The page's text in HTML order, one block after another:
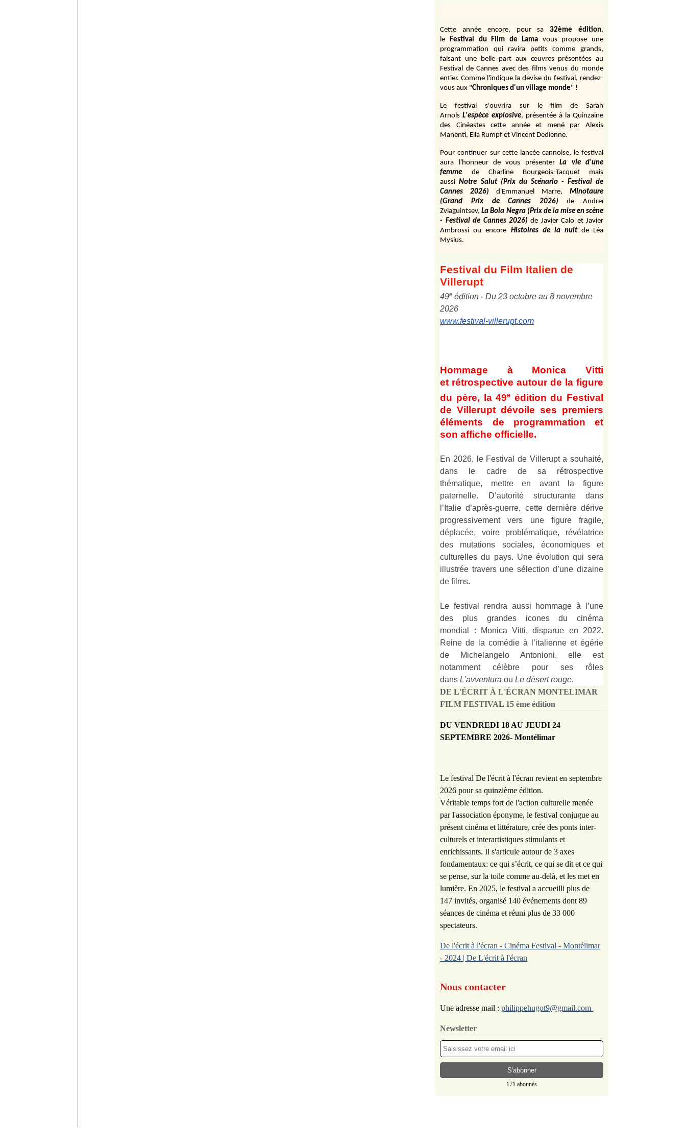
Cette année encore, pour sa 32ème édition,
le Festival du Film de Lama vous propose une
programmation qui ravira petits comme grands,
faisant une belle part aux œuvres présentées au
Festival de Cannes avec des films venus du monde
entier. Comme l'indique la devise du festival, rendez-
vous aux "Chroniques d'un village monde" !
Le festival s'ouvrira sur le film de Sarah
Arnols L'espèce explosive, présentée à la Quinzaine
des Cinéastes cette année et mené par Alexis
Manenti, Ella Rumpf et Vincent Dedienne.
Pour continuer sur cette lancée cannoise, le festival
aura l'honneur de vous présenter
La vie d'une
femme
de Charline Bourgeois-Tacquet
mais
aussi Notre Salut (Prix du Scénario - Festival de
Cannes 2026)
d'Emmanuel Marre,
Minotaure
(Grand Prix de Cannes 2026)
de Andreï
Zviaguintsev,La Bola Negra (Prix de la mise en scène
- Festival de Cannes 2026) de Javier Calo et Javier
Ambrossi ou encore Histoires de la nuit de Léa
Mysius.
Festival du Film Italien de
Villerupt
49e édition - Du 23 octobre au 8 novembre
2026
www.festival-villerupt.com
Hommage à Monica Vitti
et rétrospective autour de la figure
du père, la 49e édition du Festival
de Villerupt dévoile ses premiers
éléments de programmation et
son affiche officielle.
En 2026, le Festival de Villerupt a souhaité,
dans le cadre de sa rétrospective
thématique, mettre en avant la figure
paternelle. D’autorité structurante dans
l’Italie d’après-guerre, cette dernière dérive
progressivement vers une figure fragile,
déplacée, voire problématique, révélatrice
des mutations sociales, économiques et
culturelles du pays. Une évolution qui sera
illustrée travers une sélection d’une dizaine
de films.
Le festival rendra aussi hommage à l’une
des plus grandes icones du cinéma
mondial : Monica Vitti, disparue en 2022.
Reine de la comédie à l’italienne et égérie
de Michelangelo Antonioni, elle est
notamment célèbre pour ses rôles
dans L’avventura ou Le désert rouge.
DE L'ÉCRIT À L'ÉCRAN MONTELIMAR
FILM FESTIVAL 15 ème édition
DU VENDREDI 18 AU JEUDI 24
SEPTEMBRE 2026- Montélimar
Le festival De l'écrit à l'écran revient en septembre
2026 pour sa quinzième édition.
Véritable temps fort de l'action culturelle menée
par l'association éponyme, le festival conjugue au
présent cinéma et littérature, crée des ponts inter-
culturels et interartistiques stimulants et
enrichissants. Il s'articule autour de 3 axes
fondamentaux: ce qui s’écrit, ce qui se dit et ce qui
se pense, sur la toile comme au-delà, et les met en
lumière. En 2025, le festival a accueilli plus de
147 invités, organisé 140 événements dont 89
séances de cinéma et réuni plus de 33 000
spectateurs.
De l'écrit à l'écran - Cinéma Festival - Montélimar
- 2024 | De L'écrit à l'écran
Nous contacter
Une adresse mail :philippehugot9@gmail.com
Newsletter
171 abonnés